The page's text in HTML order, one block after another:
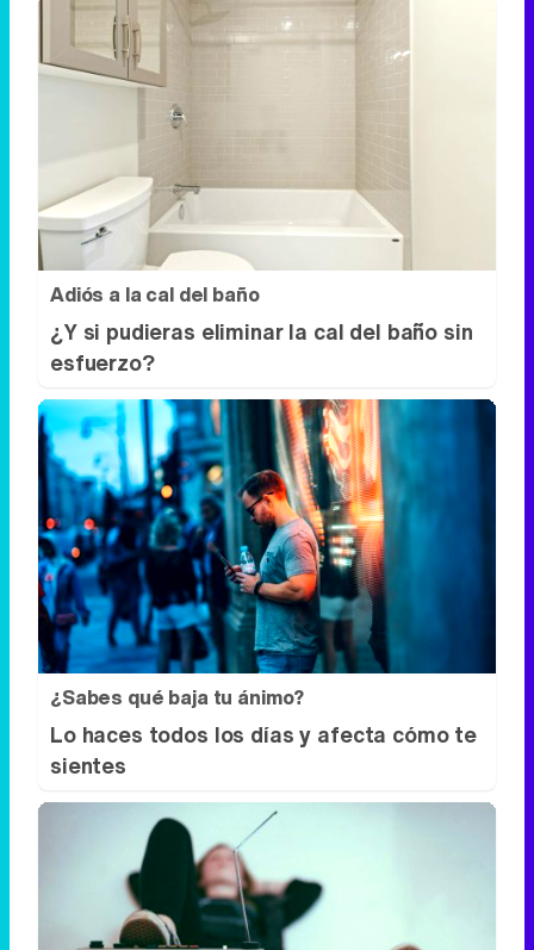
Adiós a la cal del baño
¿Y si pudieras eliminar la cal del baño sin
esfuerzo?
¿Sabes qué baja tu ánimo?
Lo haces todos los días y afecta cómo te
sientes